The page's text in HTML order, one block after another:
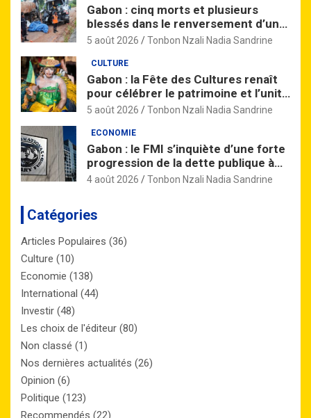
Gabon : cinq morts et plusieurs
blessés dans le renversement d’un
camion près de Nzinga
5 août 2026 Tonbon Nzali Nadia Sandrine
CULTURE
Gabon : la Fête des Cultures renaît
pour célébrer le patrimoine et l’unité
nationale
5 août 2026 Tonbon Nzali Nadia Sandrine
ECONOMIE
Gabon : le FMI s’inquiète d’une forte
progression de la dette publique à
l’horizon 2027
4 août 2026 Tonbon Nzali Nadia Sandrine
Catégories
Articles Populaires (36)
Culture (10)
Economie (138)
International (44)
Investir (48)
Les choix de l'éditeur (80)
Non classé (1)
Nos dernières actualités (26)
Opinion (6)
Politique (123)